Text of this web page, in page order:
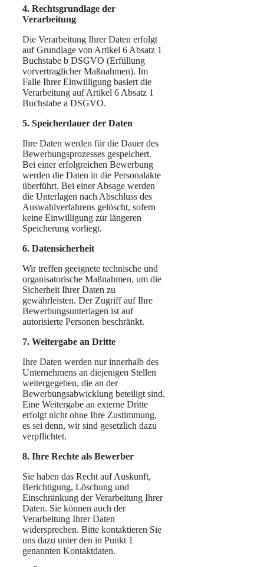
4. Rechtsgrundlage der
Verarbeitung
Die Verarbeitung Ihrer Daten erfolgt
auf Grundlage von Artikel 6 Absatz 1
Buchstabe b DSGVO (Erfüllung
vorvertraglicher Maßnahmen). Im
Falle Ihrer Einwilligung basiert die
Verarbeitung auf Artikel 6 Absatz 1
Buchstabe a DSGVO.
5. Speicherdauer der Daten
Ihre Daten werden für die Dauer des
Bewerbungsprozesses gespeichert.
Bei einer erfolgreichen Bewerbung
werden die Daten in die Personalakte
überführt. Bei einer Absage werden
die Unterlagen nach Abschluss des
Auswahlverfahrens gelöscht, sofern
keine Einwilligung zur längeren
Speicherung vorliegt.
6. Datensicherheit
Wir treffen geeignete technische und
organisatorische Maßnahmen, um die
Sicherheit Ihrer Daten zu
gewährleisten. Der Zugriff auf Ihre
Bewerbungsunterlagen ist auf
autorisierte Personen beschränkt.
7. Weitergabe an Dritte
Ihre Daten werden nur innerhalb des
Unternehmens an diejenigen Stellen
weitergegeben, die an der
Bewerbungsabwicklung beteiligt sind.
Eine Weitergabe an externe Dritte
erfolgt nicht ohne Ihre Zustimmung,
es sei denn, wir sind gesetzlich dazu
verpflichtet.
8. Ihre Rechte als Bewerber
Sie haben das Recht auf Auskunft,
Berichtigung, Löschung und
Einschränkung der Verarbeitung Ihrer
Daten. Sie können auch der
Verarbeitung Ihrer Daten
widersprechen. Bitte kontaktieren Sie
uns dazu unter den in Punkt 1
genannten Kontaktdaten.